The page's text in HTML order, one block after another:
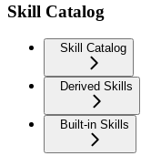
Skill Catalog
Skill Catalog
Derived Skills
Built-in Skills